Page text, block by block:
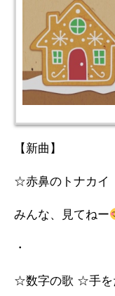
【新曲】
☆赤鼻のトナカイ
みんな、見てねー
・
☆数字の歌 ☆手を